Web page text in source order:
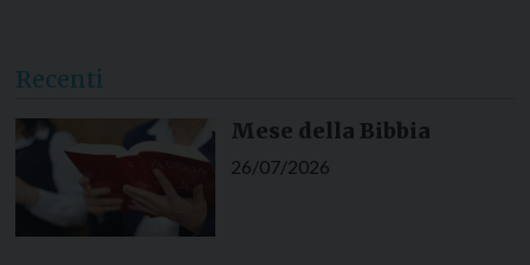
Recenti
Mese della Bibbia
26/07/2026